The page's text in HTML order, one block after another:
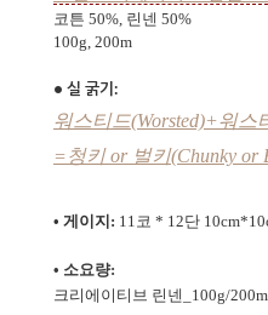
코튼 50%, 린넨 50%
100g, 200m
• 실 굵기:
워스티드(Worsted)+워스
=청키 or 벌키(Chunky or
• 게이지: 11코 * 12단
• 소요량:
크리에이티브 린넨_100g/200m